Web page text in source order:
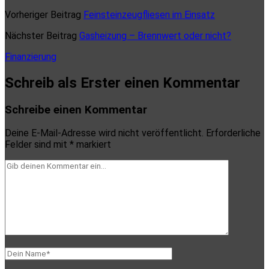
Vorheriger Beitrag Feinsteinzeugfliesen im Einsatz
Nächster Beitrag Gasheizung – Brennwert oder nicht?
Finanzierung
Schreib als Erster einen Kommentar
Schreibe einen Kommentar
Deine E-Mail-Adresse wird nicht veröffentlicht. Erforderliche
Felder sind mit * markiert
Dein
Dein